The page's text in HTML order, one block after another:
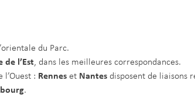
du Parc.
de l’Est, dans les meilleures correspondances.
: Rennes et Nantes disposent de liaisons
.